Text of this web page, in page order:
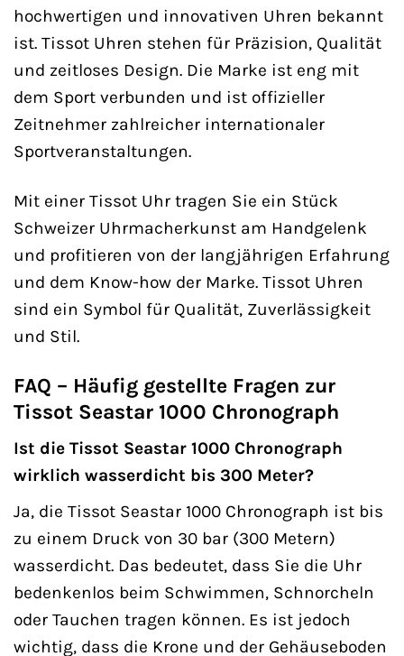
hochwertigen und innovativen Uhren bekannt
ist. Tissot Uhren stehen für Präzision, Qualität
und zeitloses Design. Die Marke ist eng mit
dem Sport verbunden und ist offizieller
Zeitnehmer zahlreicher internationaler
Sportveranstaltungen.
Mit einer Tissot Uhr tragen Sie ein Stück
Schweizer Uhrmacherkunst am Handgelenk
und profitieren von der langjährigen Erfahrung
und dem Know-how der Marke. Tissot Uhren
sind ein Symbol für Qualität, Zuverlässigkeit
und Stil.
FAQ – Häufig gestellte Fragen zur
Tissot Seastar 1000 Chronograph
Ist die Tissot Seastar 1000 Chronograph
wirklich wasserdicht bis 300 Meter?
Ja, die Tissot Seastar 1000 Chronograph ist bis
zu einem Druck von 30 bar (300 Metern)
wasserdicht. Das bedeutet, dass Sie die Uhr
bedenkenlos beim Schwimmen, Schnorcheln
oder Tauchen tragen können. Es ist jedoch
wichtig, dass die Krone und der Gehäuseboden